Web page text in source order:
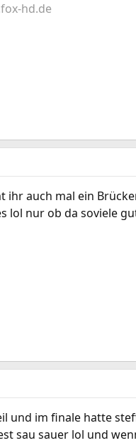
hd.de
ihr auch mal ein
lol nur ob da soviele
und im finale hatte
sau sauer lol und